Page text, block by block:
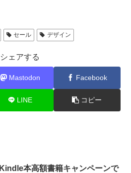
セール デザイン
シェアする
Mastodon Facebook
LINE コピー
Kindle本高額書籍キャンペーンで